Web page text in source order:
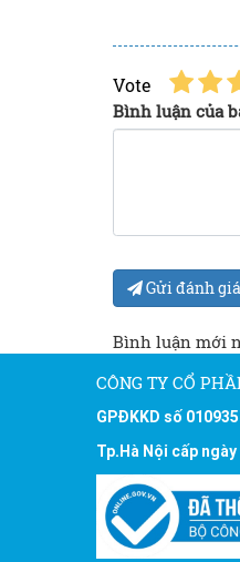
Vote
Bình luận của
Gửi đánh giá
Bình luận mới
CÔNG TY CỔ
GPĐKKD số
Tp.Hà Nội cấp